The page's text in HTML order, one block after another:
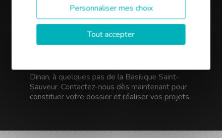
Financement de création, reprise ou
développement d’entreprise.
Nous sommes également spécialisés en
crédits agricoles. Pour plus d’informations ,
Notre bureau vous accueille dans le centre de
Dinan, à quelques pas de la Basilique Saint-
Sauveur. Contactez-nous dès maintenant pour
constituer votre dossier et réaliser vos projets.
Personnaliser mes choix
Tout accepter